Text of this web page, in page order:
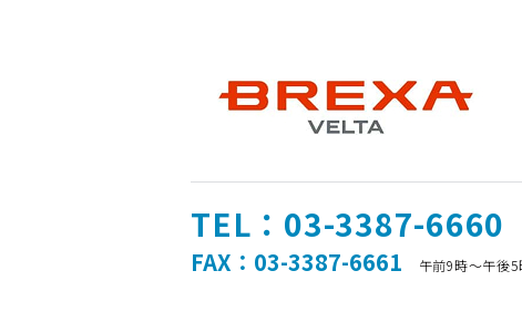
TEL：03-3387-6660
FAX：03-3387-6661 午前9時～午後